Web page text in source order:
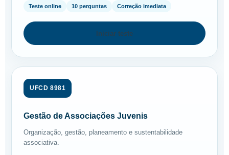
Teste online 10 perguntas Correção imediata
Iniciar teste
UFCD 8981
Gestão de Associações Juvenis
Organização, gestão, planeamento e sustentabilidade
associativa.